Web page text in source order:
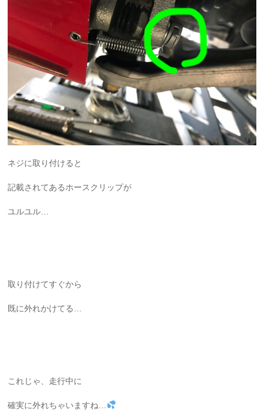
ネジに取り付けると
記載されてあるホースクリップが
ユルユル…
取り付けてすぐから
既に外れかけてる…
これじゃ、走行中に
確実に外れちゃいますね…